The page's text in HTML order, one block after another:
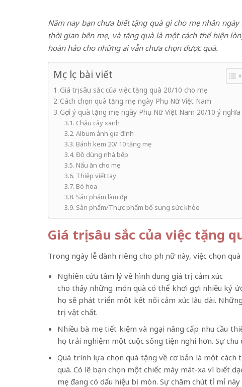
Năm nay bạnchưa biết tặng quà gì cho mẹ nhân ngày
thời gian bên mẹ, và tặng quà là một cách thể hiện
hoàn hảo cho những ai vẫn chưa chọn được quà.
Mục lục bài viết
Giá trị sâu sắc của việc tặng quà 20/10 cho mẹ
Cách chọn quà tặng mẹ ngày Phụ Nữ Việt Nam
Gợi ý quà tặng mẹ ngày Phụ Nữ Việt Nam 20/10 ý nghĩa
Chậu cây xanh
Album ảnh gia đình
Bánh kem 20/ 10 tặng mẹ
Đồ dùng nhà bếp
Nấu ăn cho mẹ
Thiệp viết tay
Bó hoa
Sản phẩm làm đẹp
Sản phẩm/Thực phẩm bổ sung sức khỏe
Giá trị sâu sắc của việc tặng
Trong ngày lễ dành riêng cho phụ nữ này, việc chọn
Nghiên cứu tâm lý về hình dung giá trị cảm xúc
cho thấy những món quà có thể khơi gợi nhiều ký
họ sẽ phát triển một kết nối cảm xúc lâu dài.
trị vật chất.
Nhiều bà mẹ tiết kiệm và ngại nâng cấp nhu cầu
họ trải nghiệm một cuộc sống tiện nghi hơn. Sự
Quá trình lựa chọn quà tặng về cơ bản là một cách
quà. Có lẽ bạn chọn một chiếc máy mát-xa vì biết
mẹ đang có dấu hiệu bị mòn. Sự chăm chút tỉ mỉ